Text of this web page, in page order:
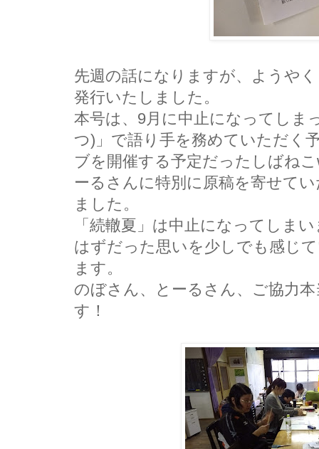
先週の話になりますが、ようや
発行いたしました。
本号は、9月に中止になってしま
つ)」で語り手を務めていただく
ブを開催する予定だったしばね
ーるさんに特別に原稿を寄せて
ました。
「続轍夏」は中止になってしま
はずだった思いを少しでも感じ
ます。
のぼさん、とーるさん、ご協力
す！